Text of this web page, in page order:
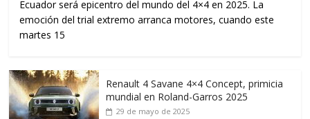
Ecuador será epicentro del mundo del 4×4 en 2025. La
emoción del trial extremo arranca motores, cuando este
martes 15
Renault 4 Savane 4×4 Concept, primicia
mundial en Roland-Garros 2025
29 de mayo de 2025